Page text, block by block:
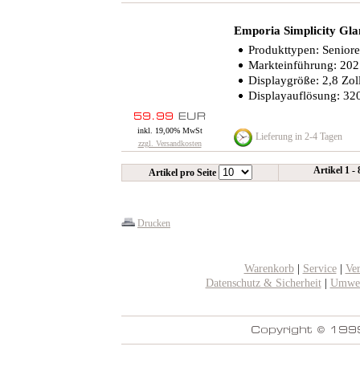
Emporia Simplicity
Produkttypen:
Markteinführung:
Displaygröße: 2,8
Displayauflösung:
inkl. 19,00% MwSt
zzgl. Versandkosten
Lieferung in 2-4 Tagen
Artikel pro Seite Artikel 1 -
Drucken
Warenkorb| Service|
Datenschutz & Sicherheit|